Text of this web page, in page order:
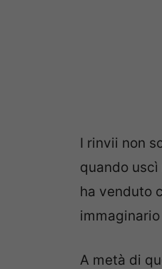
I rinvii non
quando uscì
ha venduto
A metà di